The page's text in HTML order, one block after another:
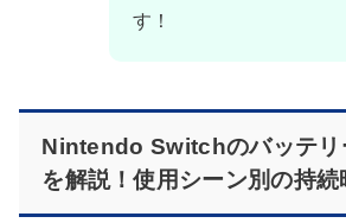
す！
Nintendo Switchのバッテリ
を解説！使用シーン別の持続